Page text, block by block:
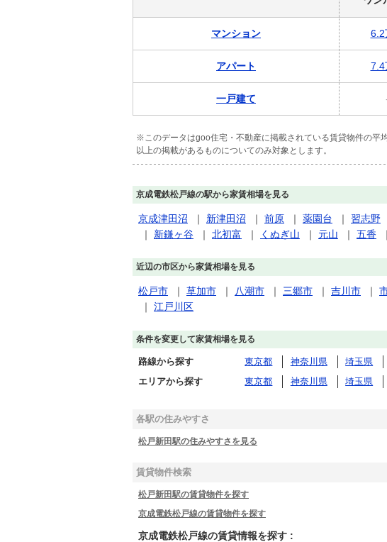
マンション 6.2
アパート 7.4
一戸建て
※このデータはgoo住宅・不動産に掲載されている賃貸物件の平
以上の掲載があるものについてのみ対象とします。
京成電鉄松戸線の駅から家賃相場を見る
京成津田沼 ｜ 新津田沼 ｜ 前原 ｜ 薬園台 ｜ 習志野
｜ 新鎌ヶ谷 ｜ 北初富 ｜ くぬぎ山 ｜ 元山 ｜ 五香
近辺の市区から家賃相場を見る
松戸市 ｜ 草加市 ｜ 八潮市 ｜ 三郷市 ｜ 吉川市 ｜
｜ 江戸川区
条件を変更して家賃相場を見る
路線から探す 東京都 神奈川県 埼玉県
エリアから探す
東京都 神奈川県 埼玉県
各駅の住みやすさ
松戸新田駅の住みやすさを見る
賃貸物件検索
松戸新田駅の賃貸物件を探す
京成電鉄松戸線の賃貸物件を探す
京成電鉄松戸線の賃貸情報を探す :